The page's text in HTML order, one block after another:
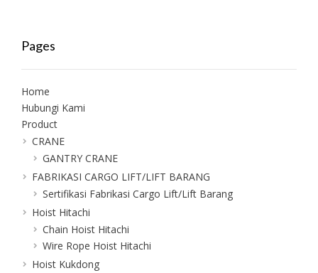
Pages
Home
Hubungi Kami
Product
CRANE
GANTRY CRANE
FABRIKASI CARGO LIFT/LIFT BARANG
Sertifikasi Fabrikasi Cargo Lift/Lift Barang
Hoist Hitachi
Chain Hoist Hitachi
Wire Rope Hoist Hitachi
Hoist Kukdong